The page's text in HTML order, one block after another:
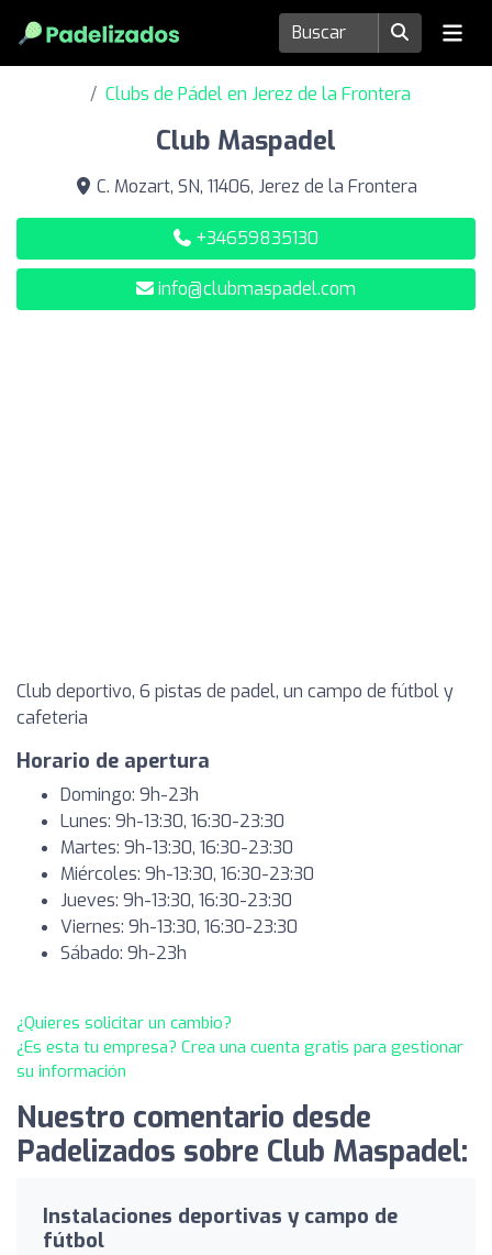
Clubs de Pádel en Jerez de la Frontera
Club Maspadel
C. Mozart, SN, 11406, Jerez de la Frontera
+34659835130
info@clubmaspadel.com
Club deportivo, 6 pistas de padel, un campo de fútbol y
cafeteria
Horario de apertura
Domingo: 9h-23h
Lunes: 9h-13:30, 16:30-23:30
Martes: 9h-13:30, 16:30-23:30
Miércoles: 9h-13:30, 16:30-23:30
Jueves: 9h-13:30, 16:30-23:30
Viernes: 9h-13:30, 16:30-23:30
Sábado: 9h-23h
¿Quieres solicitar un cambio?
¿Es esta tu empresa? Crea una cuenta gratis para gestionar
su información
Nuestro comentario desde
Padelizados sobre Club Maspadel:
Instalaciones deportivas y campo de
fútbol